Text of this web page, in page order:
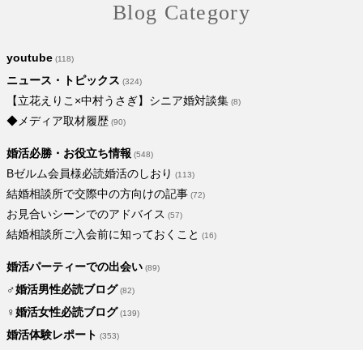
Blog Category
youtube (118)
ニュース・トピックス (324)
【立花えりこ×中村うさぎ】シニア婚対談集 (8)
◆メディア取材履歴 (90)
婚活必勝・お役立ち情報 (548)
Bゼルム会員様必読婚活のしおり (113)
結婚相談所で交際中の方向けの記事 (72)
お見合いシーンでのアドバイス (57)
結婚相談所ご入会前に知っておくこと (16)
婚活パーティーでの出会い (89)
♂婚活男性必読ブログ (82)
♀婚活女性必読ブログ (139)
婚活体験レポート (353)